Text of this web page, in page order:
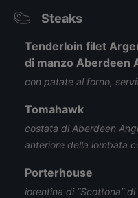
Steaks
Tenderloin filet
di manzo Aberdeen
con patate al forno,
Tomahawk
costata di Aberdeen
anteriore della lombata
Porterhouse
iorentina di “Scottona”